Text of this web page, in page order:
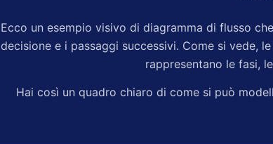
Ecco un esempio visivo di diagramma di flusso
decisione e i passaggi successivi. Come si
rappresentano le fasi,
Hai così un quadro chiaro di come si può